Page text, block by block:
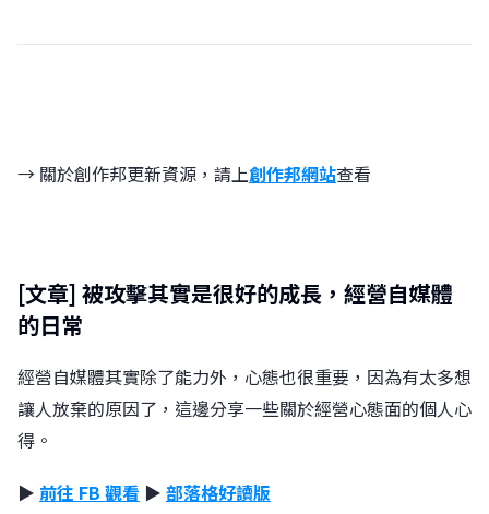
→ 關於創作邦更新資源，請上創作邦網站查看
[文章] 被攻擊其實是很好的成長，經營自媒體
的日常
經營自媒體其實除了能力外，心態也很重要，因為有太多想
讓人放棄的原因了，這邊分享一些關於經營心態面的個人心
得。
▶ 前往 FB 觀看 ▶ 部落格好讀版